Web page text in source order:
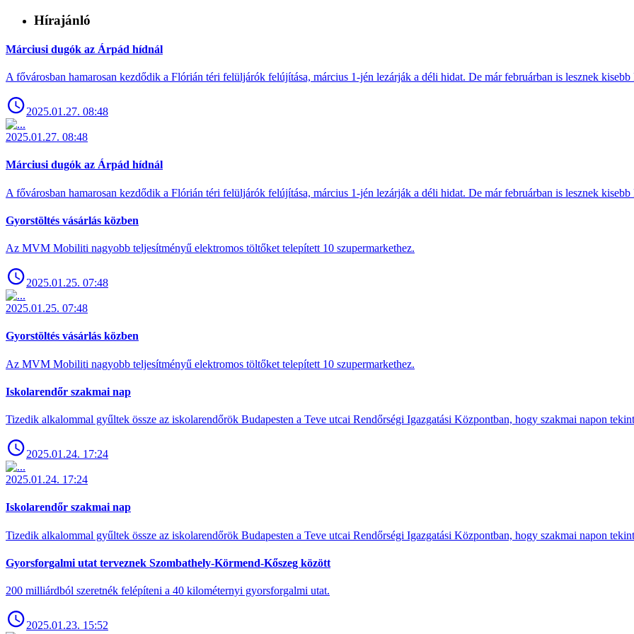
Hírajánló
Márciusi dugók az Árpád hídnál
A fővárosban hamarosan kezdődik a Flórián téri felüljárók felújítása, március 1-jén lezárják a déli hidat. De már februárban is lesznek kisebb
2025.01.27. 08:48
2025.01.27. 08:48
Márciusi dugók az Árpád hídnál
A fővárosban hamarosan kezdődik a Flórián téri felüljárók felújítása, március 1-jén lezárják a déli hidat. De már februárban is lesznek kisebb
Gyorstöltés vásárlás közben
Az MVM Mobiliti nagyobb teljesítményű elektromos töltőket telepített 10 szupermarkethez.
2025.01.25. 07:48
2025.01.25. 07:48
Gyorstöltés vásárlás közben
Az MVM Mobiliti nagyobb teljesítményű elektromos töltőket telepített 10 szupermarkethez.
Iskolarendőr szakmai nap
Tizedik alkalommal gyűltek össze az iskolarendőrök Budapesten a Teve utcai Rendőrségi Igazgatási Központban, hogy szakmai napon
2025.01.24. 17:24
2025.01.24. 17:24
Iskolarendőr szakmai nap
Tizedik alkalommal gyűltek össze az iskolarendőrök Budapesten a Teve utcai Rendőrségi Igazgatási Központban, hogy szakmai napon
Gyorsforgalmi utat terveznek Szombathely-Körmend-Kőszeg között
200 milliárdból szeretnék felépíteni a 40 kilométernyi gyorsforgalmi utat.
2025.01.23. 15:52